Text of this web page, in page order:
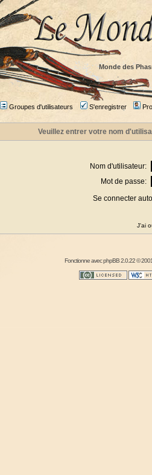
Monde des
Groupes d'utilisateurs S'enregistrer
Veuillez entrer votre nom
Nom d'utilisateur:
Mot de passe:
Se connecter
J'ai
Fonctionne avecphpBB2.0.22 ©